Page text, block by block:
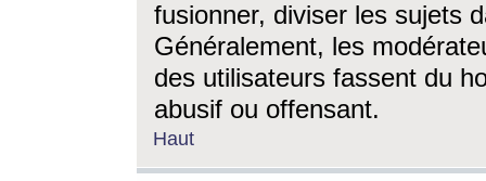
fusionner, diviser les sujets
Généralement, les
des utilisateurs fassent du
abusif ou offensant.
Haut